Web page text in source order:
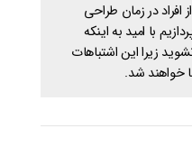
افراد در زمان طراحی
با امید به اینکه
زیرا این اشتباهات
خواهند شد.